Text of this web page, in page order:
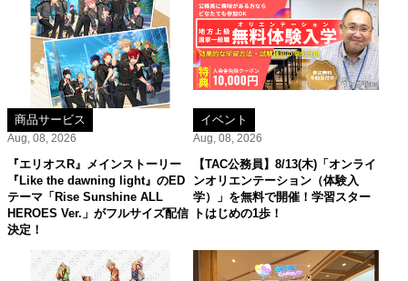
商品サービス
Aug, 08, 2026
『エリオスR』メインストーリー
『Like the dawning light』のED
テーマ「Rise Sunshine ALL
HEROES Ver.」がフルサイズ配信
決定！
イベント
Aug, 08, 2026
【TAC公務員】8/13(木)「オンライ
ンオリエンテーション（体験入
学）」を無料で開催！学習スター
トはじめの1歩！